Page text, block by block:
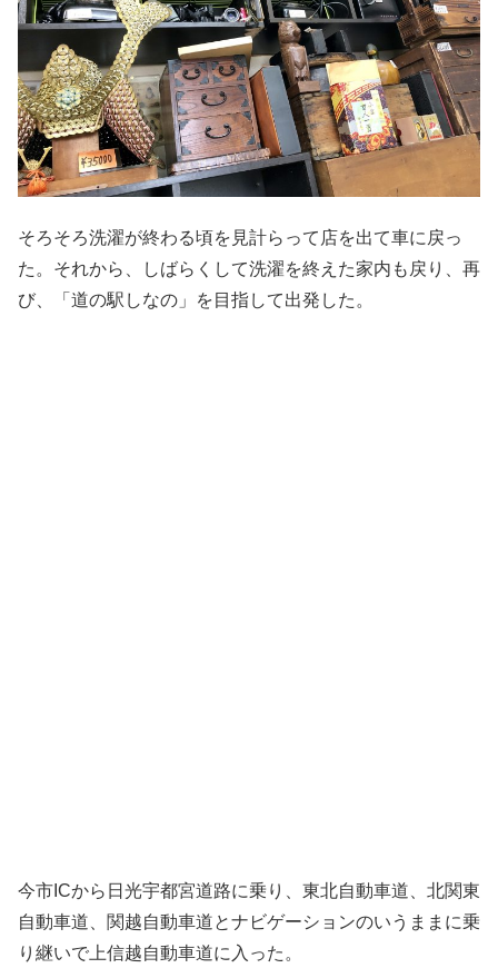
そろそろ洗濯が終わる頃を見計らって店を出て車に戻っ
た。それから、しばらくして洗濯を終えた家内も戻り、再
び、「道の駅しなの」を目指して出発した。
今市ICから日光宇都宮道路に乗り、東北自動車道、北関東
自動車道、関越自動車道とナビゲーションのいうままに乗
り継いで上信越自動車道に入った。